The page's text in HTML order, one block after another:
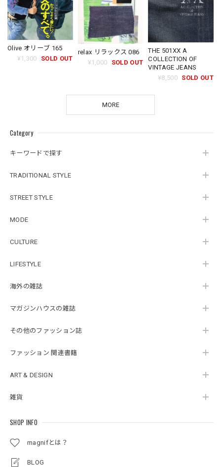
Category
キーワードで探す
TRADITIONAL STYLE
STREET STYLE
MODE
CULTURE
LIFESTYLE
海外の雑誌
マガジンハウスの雑誌
その他のファッション誌
ファッション 関連書籍
ART & DESIGN
雑貨
SHOP INFO
magnifとは？
BLOG
Olive オリーブ 165
¥1,300
SOLD OUT
relax リラックス 086
¥1,000
SOLD OUT
THE 501XX A
COLLECTION OF
VINTAGE JEANS
¥8,500 SOLD OUT
MORE